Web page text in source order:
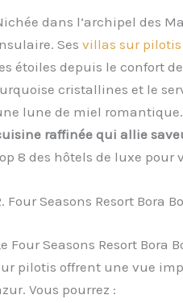
dans l’archipel des
Ses villas sur
étoiles depuis le confort
cristallines et le
lune de miel romantique.
raffinée qui allie
8 des hôtels de luxe pour
Four Seasons Resort Bora
Four Seasons Resort Bora
pilotis offrent une vue
Vous pourrez :